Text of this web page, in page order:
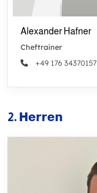
Alexander Hafner
Cheftrainer
+49 176 34370157
2. Herren